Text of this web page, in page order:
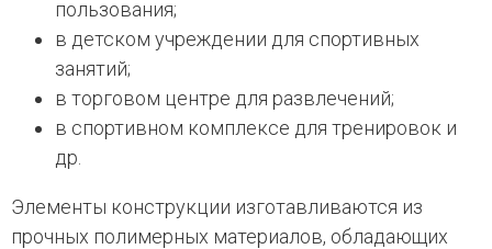
пользования;
в детском учреждении для спортивных
занятий;
в торговом центре для развлечений;
в спортивном комплексе для тренировок и
др.
Элементы конструкции изготавливаются из
прочных полимерных материалов, обладающих